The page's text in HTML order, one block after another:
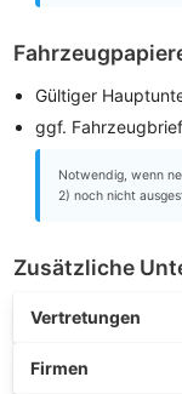
Gültiger
ggf. Fahrzeugbrief
Notwendig, wenn
2) noch nicht
Zusätzliche
Vertretungen
Firmen